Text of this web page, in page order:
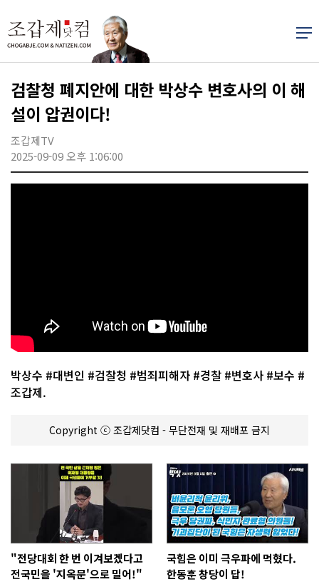
검찰청 폐지안에 대한 박상수 변호사의 이 해
설이 압권이다!
조갑제TV
2025-09-09 오후 1:06:00
박상수 #대변인 #검찰청 #범죄피해자 #경찰 #변호사 #보수 #
조갑제.
Copyright ⓒ 조갑제닷컴 - 무단전재 및 재배포 금지
"전당대회 한 번 이겨보겠다고
전국민을 '지옥문'으로 밀어!"
국힘은 이미 극우파에 먹혔다.
한동훈 창당이 답!